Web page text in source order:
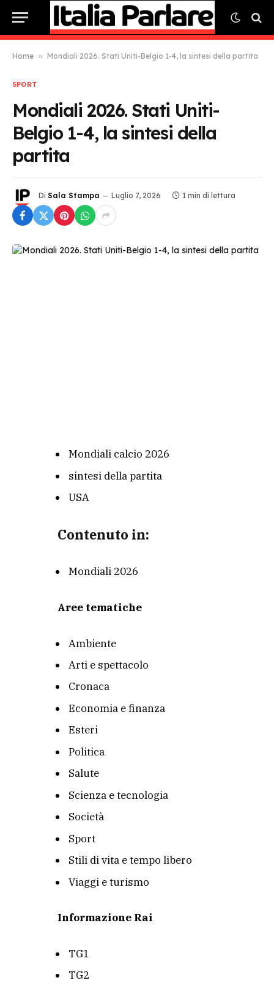
Home » Mondiali 2026. Stati Uniti-Belgio 1-4, la sintesi della partita
SPORT
Mondiali 2026. Stati Uniti-
Belgio 1-4, la sintesi della
partita
Di Sala Stampa Luglio 7, 2026 1 min di lettura
Mondiali calcio 2026
sintesi della partita
USA
Contenuto in:
Mondiali 2026
Aree tematiche
Ambiente
Arti e spettacolo
Cronaca
Economia e finanza
Esteri
Politica
Salute
Scienza e tecnologia
Società
Sport
Stili di vita e tempo libero
Viaggi e turismo
Informazione Rai
TG1
TG2